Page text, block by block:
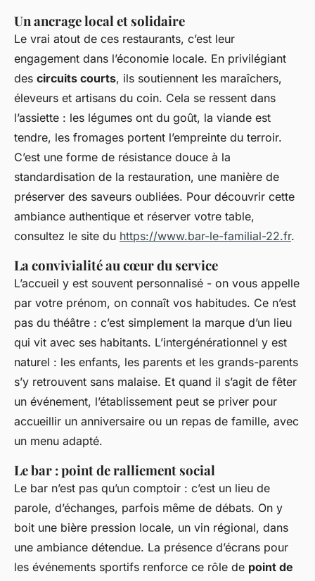
Un ancrage local et solidaire
Le vrai atout de ces restaurants, c’est leur
engagement dans l’économie locale. En privilégiant
des circuits courts, ils soutiennent les maraîchers,
éleveurs et artisans du coin. Cela se ressent dans
l’assiette : les légumes ont du goût, la viande est
tendre, les fromages portent l’empreinte du terroir.
C’est une forme de résistance douce à la
standardisation de la restauration, une manière de
préserver des saveurs oubliées. Pour découvrir cette
ambiance authentique et réserver votre table,
consultez le site du https://www.bar-le-familial-22.fr.
La convivialité au cœur du service
L’accueil y est souvent personnalisé - on vous appelle
par votre prénom, on connaît vos habitudes. Ce n’est
pas du théâtre : c’est simplement la marque d’un lieu
qui vit avec ses habitants. L’intergénérationnel y est
naturel : les enfants, les parents et les grands-parents
s’y retrouvent sans malaise. Et quand il s’agit de fêter
un événement, l’établissement peut se priver pour
accueillir un anniversaire ou un repas de famille, avec
un menu adapté.
Le bar : point de ralliement social
Le bar n’est pas qu’un comptoir : c’est un lieu de
parole, d’échanges, parfois même de débats. On y
boit une bière pression locale, un vin régional, dans
une ambiance détendue. La présence d’écrans pour
les événements sportifs renforce ce rôle de point de